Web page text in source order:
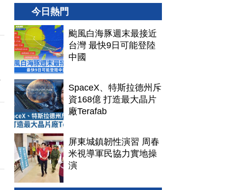
今日熱門
颱風白海豚週末最接近
台灣 最快9日可能登陸
中國
SpaceX、特斯拉德州斥
資168億 打造最大晶片
廠Terafab
屏東城鎮韌性演習 周春
米視導軍民協力實地操
演